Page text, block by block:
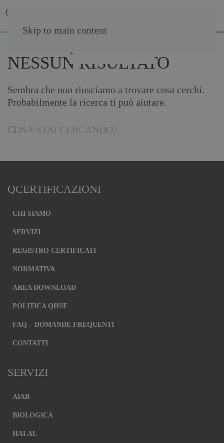
Skip to main content
NESSUN RISULTATO
Sembra che non riusciamo a trovare cosa cerchi.
Probabilmente la ricerca ti può aiutare.
QCERTIFICAZIONI
CHI SIAMO
SERVIZI
REGISTRO CERTIFICATI
NORMATIVA
AREA DOWNLOAD
POLITICA QHSE
FAQ – DOMANDE FREQUENTI
CONTATTI
SERVIZI
AIAB
BIOLOGICA
HALAL